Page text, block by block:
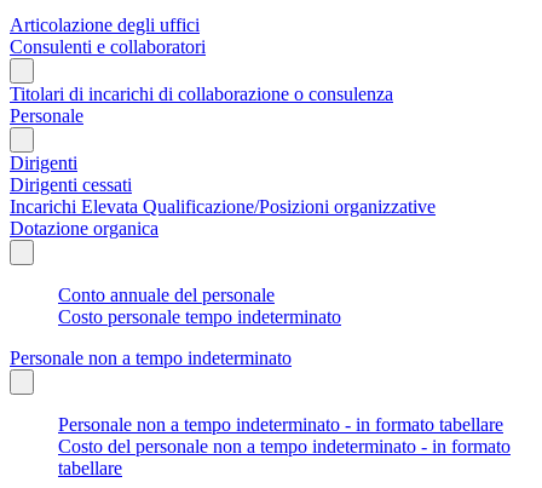
Articolazione degli uffici
Consulenti e collaboratori
Titolari di incarichi di collaborazione o consulenza
Personale
Dirigenti
Dirigenti cessati
Incarichi Elevata Qualificazione/Posizioni organizzative
Dotazione organica
Conto annuale del personale
Costo personale tempo indeterminato
Personale non a tempo indeterminato
Personale non a tempo indeterminato - in formato tabellare
Costo del personale non a tempo indeterminato - in formato
tabellare